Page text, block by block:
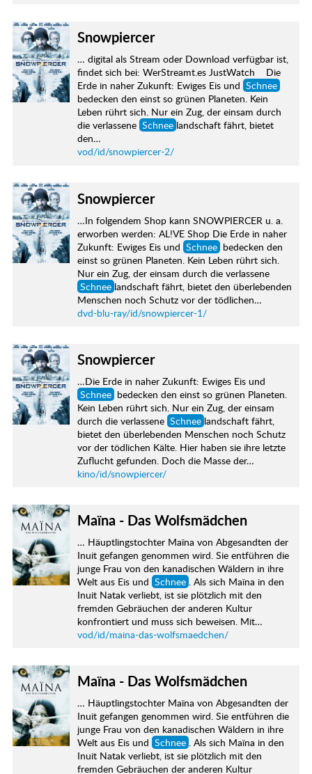
Snowpiercer
… digital als Stream oder Download verfügbar ist,
findet sich bei: WerStreamt.es JustWatch Die
Erde in naher Zukunft: Ewiges Eis und Schnee
bedecken den einst so grünen Planeten. Kein
Leben rührt sich. Nur ein Zug, der einsam durch
die verlassene Schnee landschaft fährt, bietet
den…
vod/id/snowpiercer-2/
Snowpiercer
…In folgendem Shop kann SNOWPIERCER u. a.
erworben werden: AL!VE Shop Die Erde in naher
Zukunft: Ewiges Eis und Schnee bedecken den
einst so grünen Planeten. Kein Leben rührt sich.
Nur ein Zug, der einsam durch die verlassene
Schnee landschaft fährt, bietet den überlebenden
Menschen noch Schutz vor der tödlichen…
dvd-blu-ray/id/snowpiercer-1/
Snowpiercer
…Die Erde in naher Zukunft: Ewiges Eis und
Schnee bedecken den einst so grünen Planeten.
Kein Leben rührt sich. Nur ein Zug, der einsam
durch die verlassene Schnee landschaft fährt,
bietet den überlebenden Menschen noch Schutz
vor der tödlichen Kälte. Hier haben sie ihre letzte
Zuflucht gefunden. Doch die Masse der…
kino/id/snowpiercer/
Maïna - Das Wolfsmädchen
… Häuptlingstochter Maïna von Abgesandten der
Inuit gefangen genommen wird. Sie entführen die
junge Frau von den kanadischen Wäldern in ihre
Welt aus Eis und Schnee . Als sich Maïna in den
Inuit Natak verliebt, ist sie plötzlich mit den
fremden Gebräuchen der anderen Kultur
konfrontiert und muss sich beweisen. Mit…
vod/id/maina-das-wolfsmaedchen/
Maïna - Das Wolfsmädchen
… Häuptlingstochter Maïna von Abgesandten der
Inuit gefangen genommen wird. Sie entführen die
junge Frau von den kanadischen Wäldern in ihre
Welt aus Eis und Schnee . Als sich Maïna in den
Inuit Natak verliebt, ist sie plötzlich mit den
fremden Gebräuchen der anderen Kultur